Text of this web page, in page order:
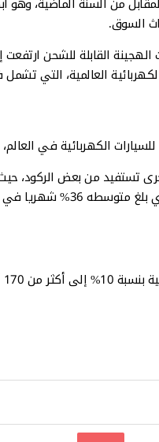
السوق.
ارتفعت إلى 1.6 مليون وحدة في يوليو/
العالمية، التي تشمل
الكهربائية في
تستفيد من بعض الركود،